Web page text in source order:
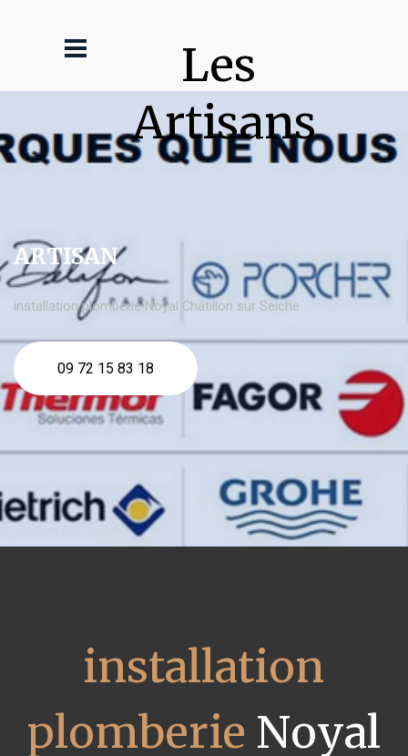
Les
Artisans
ARTISAN
installation plomberie Noyal Châtillon sur Seiche
09 72 15 83 18
installation
plomberie Noyal